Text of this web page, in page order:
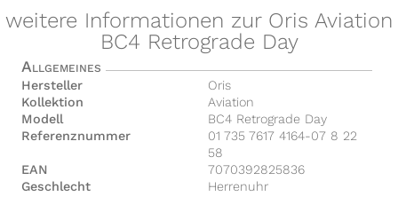
weitere Informationen zur Oris Aviation
BC4 Retrograde Day
Allgemeines
Hersteller
Oris
Kollektion
Aviation
Modell
BC4 Retrograde Day
Referenznummer
01 735 7617 4164-07 8 22
58
EAN
7070392825836
Geschlecht
Herrenuhr